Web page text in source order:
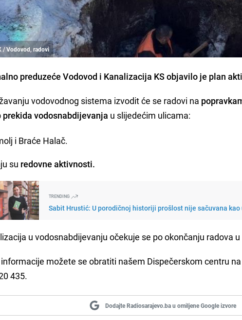
/ Vodovod, radovi
preduzeće Vodovod i Kanalizacija KS objavilo je plan
vodovodnog sistema izvodit će se radovi na
prekida vodosnabdijevanja u slijedećim ulicama:
i Braće Halač.
su redovne aktivnosti.
TRENDING
Sabit Hrustić: U porodičnoj historiji prošlost nije sačuvana kao
u vodosnabdijevanju očekuje se po okončanju radova
možete se obratiti našem Dispečerskom centru
435.
Dodajte Radiosarajevo.ba u omiljene Google izvore